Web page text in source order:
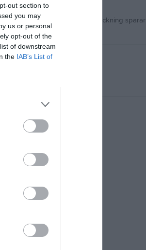
out section to
you may
us or personal
opt-out of the
of downstream
the IAB’s List of
avprickning med OCR
påminnelser och OCR-avprickning sparar
tid.
spelartrupp